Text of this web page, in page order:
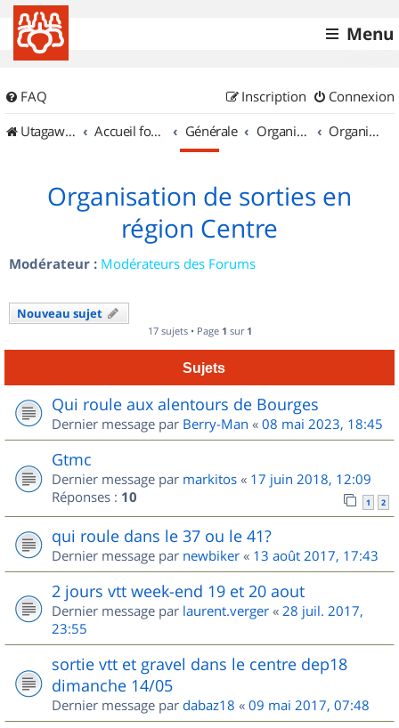
Menu
FAQ Connexion
Inscription
UtagawaVTT (Randos VTT et VTTAE avec traces GPS)
Accueil forum Générale Organisation de sorties & Recherche de partenaires Organisation de sorties en région Centre
Organisation de sorties en
région Centre
Modérateur : Modérateurs des Forums
Nouveau sujet
17 sujets • Page 1 sur 1
Sujets
Qui roule aux alentours de Bourges
Dernier message par Berry-Man « 08 mai 2023, 18:45
Gtmc
Dernier message par markitos « 17 juin 2018, 12:09
Réponses : 10 1 2
qui roule dans le 37 ou le 41?
Dernier message par newbiker « 13 août 2017, 17:43
2 jours vtt week-end 19 et 20 aout
Dernier message par laurent.verger « 28 juil. 2017,
23:55
sortie vtt et gravel dans le centre dep18
dimanche 14/05
Dernier message par dabaz18 « 09 mai 2017, 07:48